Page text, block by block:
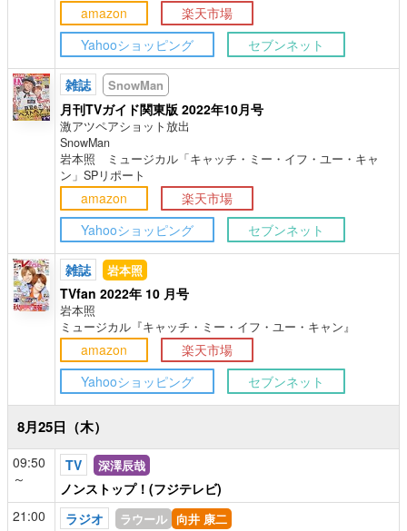
amazon
楽天市場
Yahooショッピング
セブンネット
雑誌 SnowMan
月刊TVガイド関東版 2022年10月号
激アツペアショット放出
SnowMan
岩本照 ミュージカル「キャッチ・ミー・イフ・ユー・キャ
ン」SPリポート
amazon
楽天市場
Yahooショッピング
セブンネット
雑誌 岩本照
TVfan 2022年 10 月号
岩本照
ミュージカル『キャッチ・ミー・イフ・ユー・キャン』
amazon
楽天市場
Yahooショッピング
セブンネット
8月25日（木）
09:50
～
TV 深澤辰哉
ノンストップ！(フジテレビ)
21:00
ラジオ ラウール 向井 康二